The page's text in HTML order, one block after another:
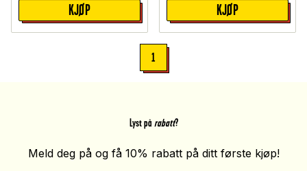
KJØP KJØP
1
Lyst på rabatt?
Meld deg på og få 10% rabatt på ditt første kjøp!